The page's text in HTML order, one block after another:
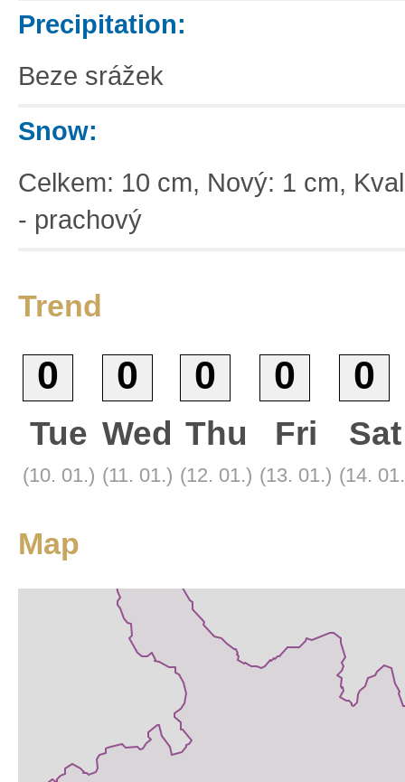
Precipitation:
Beze srážek
Snow:
Celkem: 10 cm, Nový: 1 cm,
- prachový
Trend
0 0 0 0 0
Tue
(10. 01.)
Wed
(11. 01.)
Thu
(12. 01.)
Fri
(13. 01.)
Sat
(14.
Map
Base
Satellite